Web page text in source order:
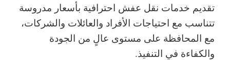
تقديم خدمات نقل عفش احترافية بأسعار مدروسة
تتناسب مع احتياجات الأفراد والعائلات والشركات،
مع المحافظة على مستوى عالٍ من الجودة
والكفاءة في التنفيذ.